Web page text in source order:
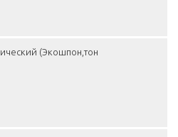
(Экошпон,тон